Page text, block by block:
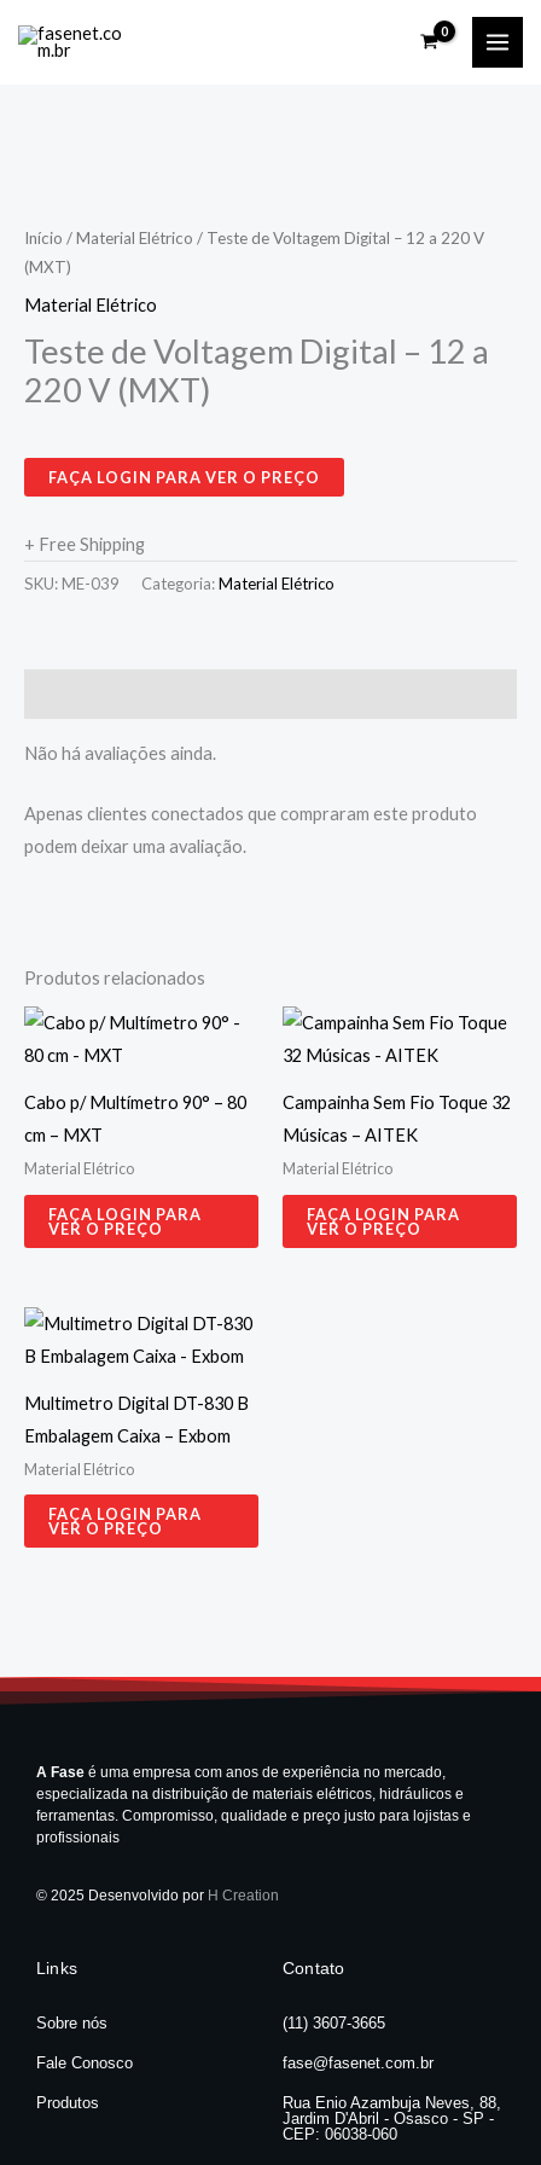
para
Início /Material Elétrico / Teste de Voltagem Digital – 12 a 220 V
(MXT)
Material Elétrico
Teste de Voltagem Digital – 12 a
220 V (MXT)
FAÇA LOGIN PARA VER O PREÇO
+ Free Shipping
SKU: ME-039 Categoria:Material Elétrico
Não há avaliações ainda.
Apenas clientes conectados que compraram este produto
podem deixar uma avaliação.
Produtos relacionados
Cabo p/ Multímetro 90° – 80
cm – MXT
Material Elétrico
FAÇA LOGIN PARA
VER O PREÇO
Campainha Sem Fio Toque 32
Músicas – AITEK
Material Elétrico
FAÇA LOGIN PARA
VER O PREÇO
Multimetro Digital DT-830 B
Embalagem Caixa – Exbom
Material Elétrico
FAÇA LOGIN PARA
VER O PREÇO
A Fase é uma empresa com anos de experiência no mercado,
especializada na distribuição de materiais elétricos, hidráulicos e
ferramentas. Compromisso, qualidade e preço justo para lojistas e
profissionais
© 2025 Desenvolvido por H Creation
Links
Sobre nós
Fale Conosco
Produtos
Contato
(11) 3607-3665
fase@fasenet.com.br
Rua Enio Azambuja Neves, 88,
Jardim D'Abril - Osasco - SP -
CEP: 06038-060